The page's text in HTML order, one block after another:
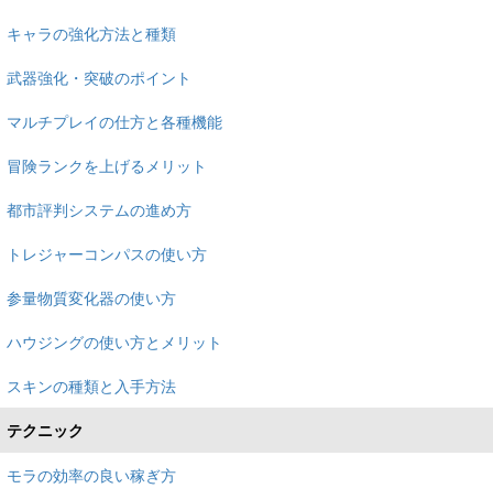
キャラの強化方法と種類
武器強化・突破のポイント
マルチプレイの仕方と各種機能
冒険ランクを上げるメリット
都市評判システムの進め方
トレジャーコンパスの使い方
参量物質変化器の使い方
ハウジングの使い方とメリット
スキンの種類と入手方法
テクニック
モラの効率の良い稼ぎ方